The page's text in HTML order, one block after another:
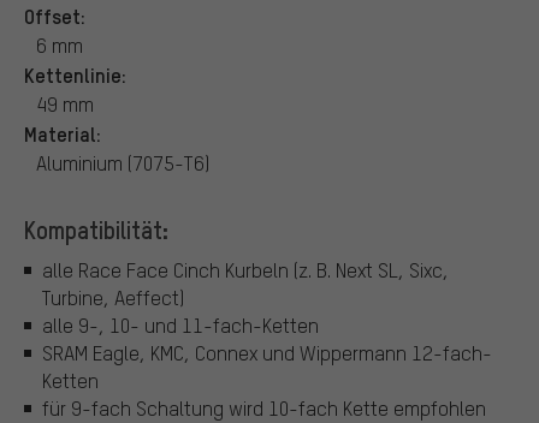
Offset:
6 mm
Kettenlinie:
49 mm
Material:
Aluminium (7075-T6)
Kompatibilität:
alle Race Face Cinch Kurbeln (z. B. Next SL, Sixc,
Turbine, Aeffect)
alle 9-, 10- und 11-fach-Ketten
SRAM Eagle, KMC, Connex und Wippermann 12-fach-
Ketten
für 9-fach Schaltung wird 10-fach Kette empfohlen